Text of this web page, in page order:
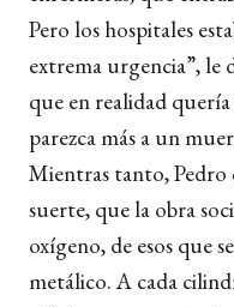
Pero los hospitales
extrema urgencia”, le
que en realidad
parezca más a un
Mientras tanto,
suerte, que la obra
oxígeno, de esos que
metálico. A cada